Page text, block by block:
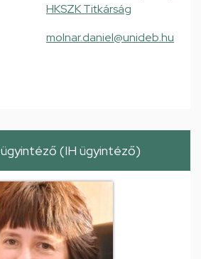
HKSZK Titkárság
molnar.daniel@unideb.hu
ügyintéző (IH ügyintéző)